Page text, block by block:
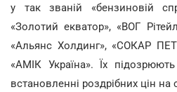
у так званій «бензиновій
«Золотий екватор», «ВОГ
«Альянс Холдинг», «СОКАР
«АМІК Україна». Їх
встановленні роздрібних цін на